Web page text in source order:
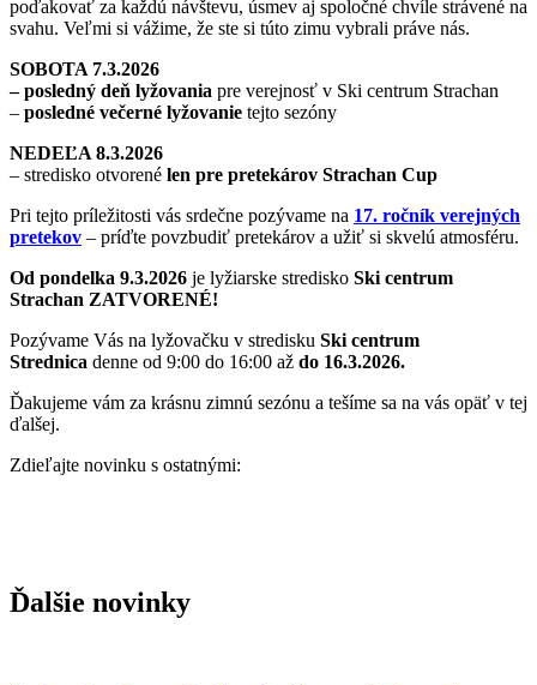
poďakovať za každú návštevu, úsmev aj spoločné chvíle strávené na
svahu. Veľmi si vážime, že ste si túto zimu vybrali práve nás.
SOBOTA 7.3.2026
– posledný deň lyžovania pre verejnosť v Ski centrum Strachan
– posledné večerné lyžovanie tejto sezóny
NEDEĽA 8.3.2026
– stredisko otvorené len pre pretekárov Strachan Cup
Pri tejto príležitosti vás srdečne pozývame na 17. ročník verejných
pretekov – príďte povzbudiť pretekárov a užiť si skvelú atmosféru.
Od pondelka 9.3.2026 je lyžiarske stredisko Ski centrum
Strachan ZATVORENÉ!
Pozývame Vás na lyžovačku v stredisku Ski centrum
Strednica denne od 9:00 do 16:00 až do 16.3.2026.
Ďakujeme vám za krásnu zimnú sezónu a tešíme sa na vás opäť v tej
ďalšej.
Zdieľajte novinku s ostatnými:
Ďalšie novinky